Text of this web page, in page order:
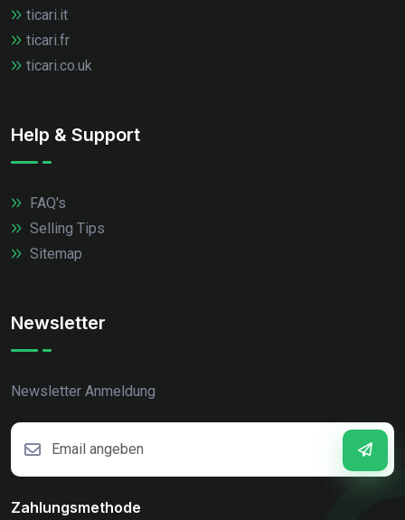
ticari.it
ticari.fr
ticari.co.uk
Help & Support
FAQ's
Selling Tips
Sitemap
Newsletter
Newsletter Anmeldung
Zahlungsmethode